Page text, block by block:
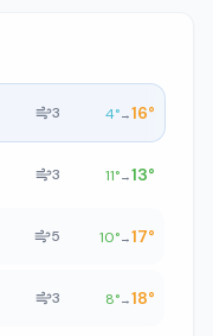
3 4°→16°
3 11°→13°
5 10°→17°
3 8°→18°